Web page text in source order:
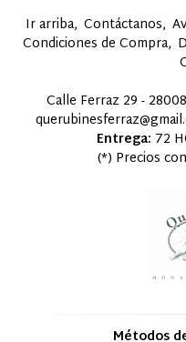
Ir arriba Contáctanos
Condiciones de Compra
Calle Ferraz 29 -
Entrega: 72
(*) Precios
Métodos